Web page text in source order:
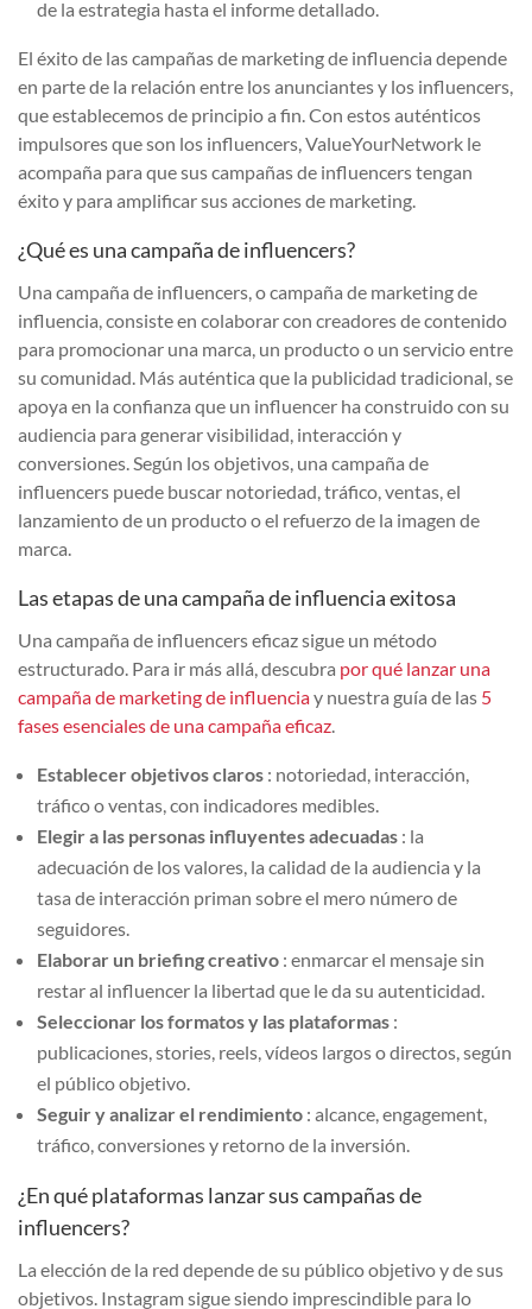
de la estrategia hasta el informe detallado.
El éxito de las campañas de marketing de influencia depende
en parte de la relación entre los anunciantes y los influencers,
que establecemos de principio a fin. Con estos auténticos
impulsores que son los influencers, ValueYourNetwork le
acompaña para que sus campañas de influencers tengan
éxito y para amplificar sus acciones de marketing.
¿Qué es una campaña de influencers?
Una campaña de influencers, o campaña de marketing de
influencia, consiste en colaborar con creadores de contenido
para promocionar una marca, un producto o un servicio entre
su comunidad. Más auténtica que la publicidad tradicional, se
apoya en la confianza que un influencer ha construido con su
audiencia para generar visibilidad, interacción y
conversiones. Según los objetivos, una campaña de
influencers puede buscar notoriedad, tráfico, ventas, el
lanzamiento de un producto o el refuerzo de la imagen de
marca.
Las etapas de una campaña de influencia exitosa
Una campaña de influencers eficaz sigue un método
estructurado. Para ir más allá, descubra por qué lanzar una
campaña de marketing de influenciay nuestra guía de las 5
fases esenciales de una campaña eficaz.
Establecer objetivos claros : notoriedad, interacción,
tráfico o ventas, con indicadores medibles.
Elegir a las personas influyentes adecuadas : la
adecuación de los valores, la calidad de la audiencia y la
tasa de interacción priman sobre el mero número de
seguidores.
Elaborar un briefing creativo : enmarcar el mensaje sin
restar al influencer la libertad que le da su autenticidad.
Seleccionar los formatos y las plataformas :
publicaciones, stories, reels, vídeos largos o directos, según
el público objetivo.
Seguir y analizar el rendimiento : alcance, engagement,
tráfico, conversiones y retorno de la inversión.
¿En qué plataformas lanzar sus campañas de
influencers?
La elección de la red depende de su público objetivo y de sus
objetivos. Instagram sigue siendo imprescindible para lo